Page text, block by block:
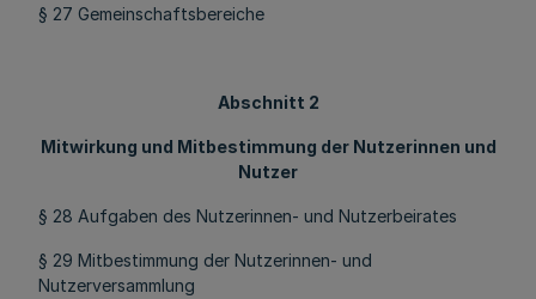
§ 27 Gemeinschaftsbereiche
Abschnitt 2
Mitwirkung und Mitbestimmung der Nutzerinnen und
Nutzer
§ 28 Aufgaben des Nutzerinnen- und Nutzerbeirates
§ 29 Mitbestimmung der Nutzerinnen- und
Nutzerversammlung